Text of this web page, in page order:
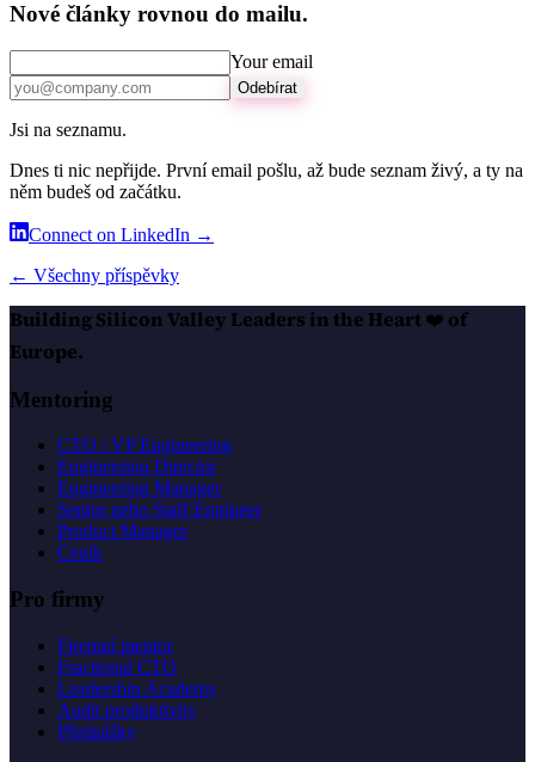
Nové články rovnou do mailu.
Your email
Odebírat
Jsi na seznamu.
Dnes ti nic nepřijde. První email pošlu, až bude seznam živý, a ty na
něm budeš od začátku.
Connect on LinkedIn →
← Všechny příspěvky
Building Silicon Valley Leaders in the Heart❤️ of
Europe.
Mentoring
CTO / VP Engineering
Engineering Director
Engineering Manager
Senior nebo Staff Engineer
Product Manager
Ceník
Pro firmy
Firemní mentor
Fractional CTO
Leadership Academy
Audit produktivity
Přednášky